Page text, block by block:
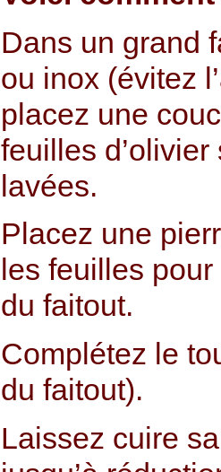
Dans un grand
ou inox (évitez
placez une
feuilles
lavées.
Placez une
les feuilles
du faitout.
Complétez le
du faitout).
Laissez cuire